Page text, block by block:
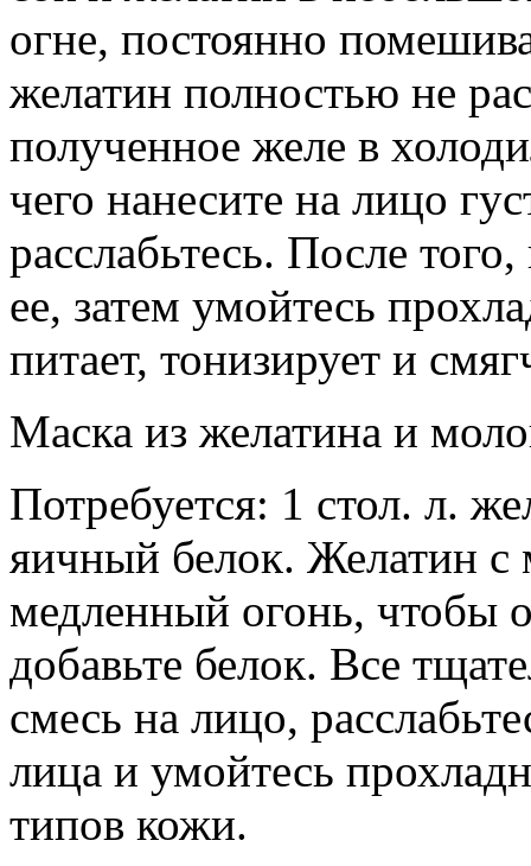
огне, постоянно
желатин полностью не
полученное желе в
чего нанесите на лицо
расслабьтесь. После
ее, затем умойтесь
питает, тонизирует и
Маска из желатина и
Потребуется: 1 стол. л.
яичный белок. Желатин с
медленный огонь, чтобы
добавьте белок. Все
смесь на лицо,
лица и умойтесь
типов кожи.